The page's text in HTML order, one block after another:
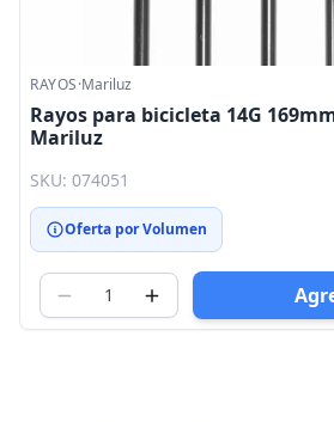
RAYOS·Mariluz
Rayos para bicicleta 14G
Mariluz
SKU: 074051
Oferta por Volumen